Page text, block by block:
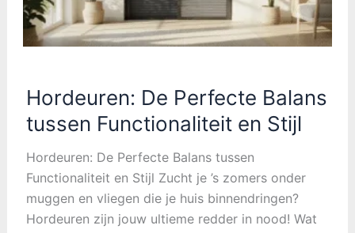
Hordeuren: De Perfecte Balans
tussen Functionaliteit en Stijl
Hordeuren: De Perfecte Balans tussen
Functionaliteit en Stijl Zucht je ’s zomers onder
muggen en vliegen die je huis binnendringen?
Hordeuren zijn jouw ultieme redder in nood! Wat